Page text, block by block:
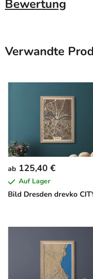
Bewertung
Verwandte
Bild Dresden drevko
ab 125,40 €
Auf Lager